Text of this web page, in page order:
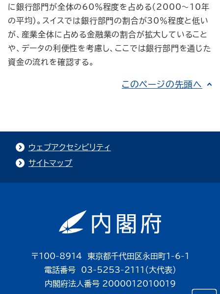
に銀行部門が全体の60％程度を占める（2000～10年
の平均）。スイスでは銀行部門の割合が30％程度と低い
が、産業全体に占める金融業の割合が拡大していること
や、データの利便性を考慮し、ここでは銀行部門を通じた
資金の流れを確認する。
このページの先頭へ
ウェブアクセシビリティ
サイトマップ
〒100-8914 東京都千代田区永田町1-6-1
電話番号 03-5253-2111（大代表）
内閣府法人番号 2000012010019